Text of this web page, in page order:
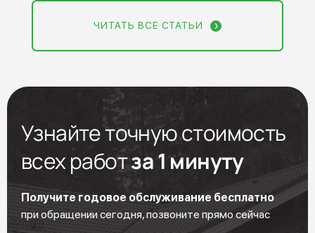
ЧИТАТЬ ВСЕ СТАТЬИ
Узнайте точную стоимость
всех работза 1 минуту
Получите годовое обслуживание бесплатно
при обращении сегодня, позвоните прямо сейчас